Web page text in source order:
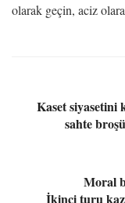
olarak geçin, aciz
Kaset siyasetini
sahte
Moral
İkinci turu